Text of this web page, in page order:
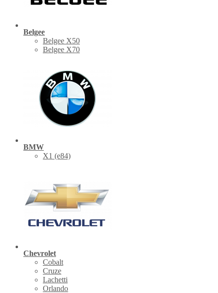
Belgee
Belgee X50
Belgee X70
BMW
X1 (е84)
Chevrolet
Cobalt
Cruze
Lachetti
Orlando